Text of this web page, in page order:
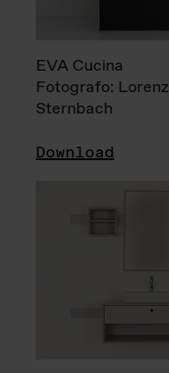
EVA Cucina
Fotografo: Lorenz
Sternbach
Download